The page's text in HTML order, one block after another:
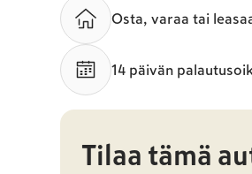
Osta, varaa tai
14 päivän
Tilaa tämä